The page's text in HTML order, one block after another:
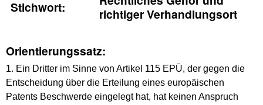
Stichwort:
richtiger Verhandlungsort
Orientierungssatz:
1. Ein Dritter im Sinne von Artikel 115 EPÜ, der gegen die
Entscheidung über die Erteilung eines europäischen
Patents Beschwerde eingelegt hat, hat keinen Anspruch